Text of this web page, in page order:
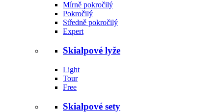
Mírně pokročilý
Pokročilý
Středně pokročilý
Expert
Skialpové lyže
Light
Tour
Free
Skialpové sety